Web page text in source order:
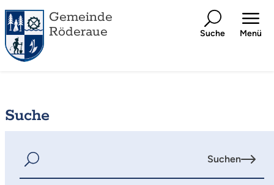
Gemeinde
Röderaue
Suche Menü
Suche
Suchen